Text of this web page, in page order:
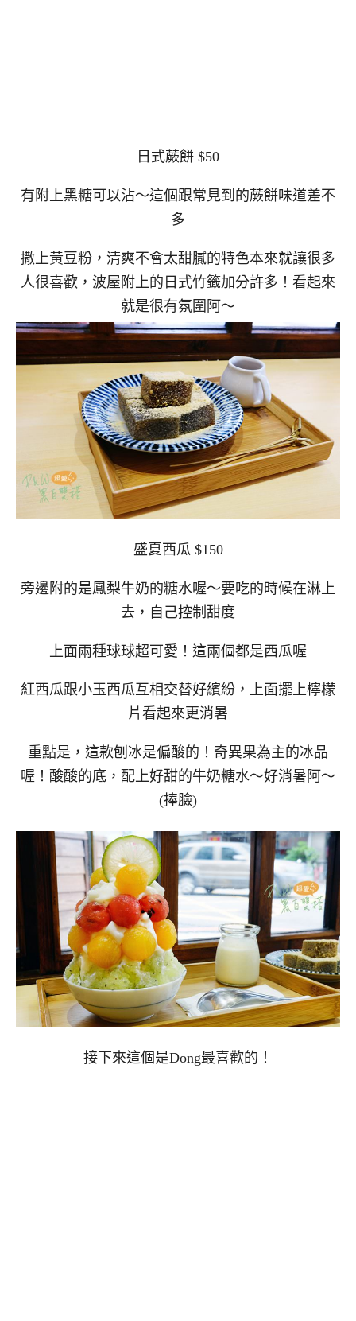
日式蕨餅 $50
有附上黑糖可以沾～這個跟常見到的蕨餅味道差不
多
撒上黃豆粉，清爽不會太甜膩的特色本來就讓很多
人很喜歡，波屋附上的日式竹籤加分許多！看起來
就是很有氛圍阿～
盛夏西瓜 $150
旁邊附的是鳳梨牛奶的糖水喔～要吃的時候在淋上
去，自己控制甜度
上面兩種球球超可愛！這兩個都是西瓜喔
紅西瓜跟小玉西瓜互相交替好繽紛，上面擺上檸檬
片看起來更消暑
重點是，這款刨冰是偏酸的！奇異果為主的冰品
喔！酸酸的底，配上好甜的牛奶糖水～好消暑阿～
(捧臉)
接下來這個是Dong最喜歡的！